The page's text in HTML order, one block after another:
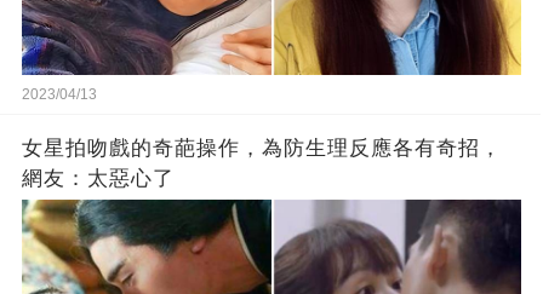
2023/04/13
女星拍吻戲的奇葩操作，為防生理反應各有奇招，
網友：太惡心了